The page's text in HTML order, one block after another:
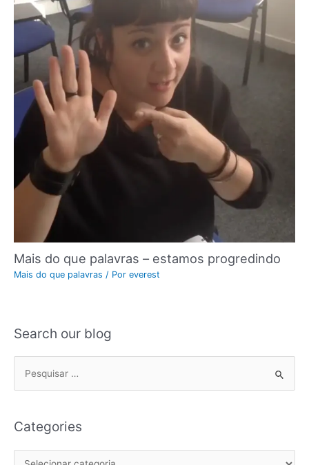
Mais do que palavras – estamos progredindo
Mais do que palavras / Por everest
Search our blog
Categories